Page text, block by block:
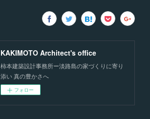
KAKIMOTO Architect's office
柿本建築設計事務所ー淡路島の家づくりに寄り
添い 真の豊かさへ
フォロー